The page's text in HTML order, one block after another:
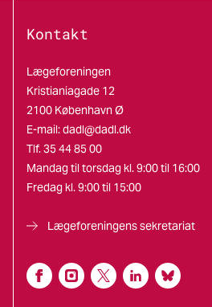
Kontakt
Lægeforeningen
Kristianiagade 12
2100 København Ø
E-mail:dadl@dadl.dk
Tlf. 35 44 85 00
Mandag til torsdag kl. 9:00 til 16:00
Fredag kl. 9:00 til 15:00
Lægeforeningens sekretariat